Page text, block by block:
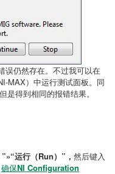
误仍然存​​在。不过我可以在
MAX）中运行测试面板。同
是得到相同的报错结果。
运行（Run）”， 然后键入
确保NI Configuration